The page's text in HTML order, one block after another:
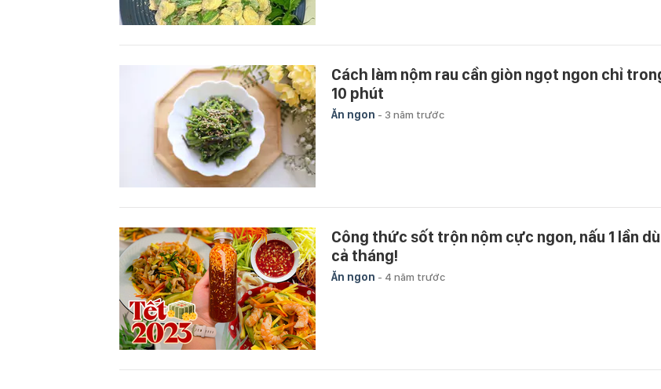
Cách làm nộm rau cần giòn ngọt ngon chỉ
10 phút
Ăn ngon - 3 năm trước
Công thức sốt trộn nộm cực ngon, nấu 1 lần
cả tháng!
Ăn ngon - 4 năm trước